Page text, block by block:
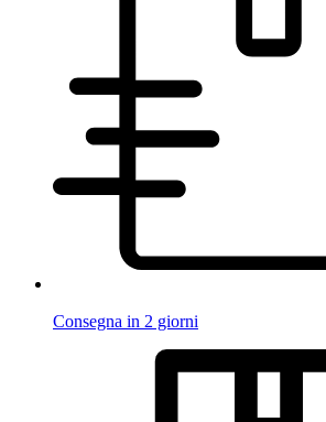
Consegna in 2 giorni